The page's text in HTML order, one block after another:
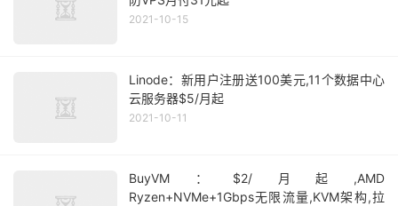
2021-10-15
Linode：新用户注册送100美元,11个数据中心
云服务器$5/月起
2021-10-11
BuyVM：$2/月起,AMD
Ryzen+NVMe+1Gbps无限流量,KVM架构,拉